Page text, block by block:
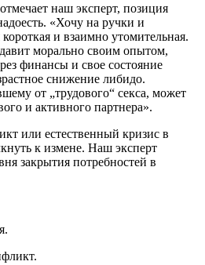
наш эксперт, позиция
«Хочу на ручки и
и взаимно утомительная.
морально своим опытом,
финансы и свое состояние
снижение либидо.
от „трудового“ секса, может
и активного партнера».
или естественный кризис в
к измене. Наш эксперт
закрытия потребностей в